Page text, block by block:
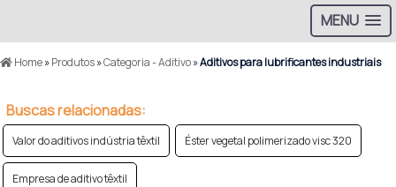
MENU
Home»Produtos»Categoria - Aditivo»Aditivos para lubrificantes industriais
Buscas relacionadas:
Valor do aditivos indústria têxtil Éster vegetal polimerizado visc 320
Empresa de aditivo têxtil